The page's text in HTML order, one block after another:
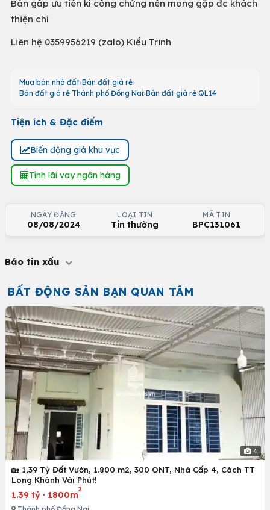
Bán gấp ưu tiên kí công chứng nên mong gặp đc khách
thiện chí
Liên hệ 0359956219 (zalo) Kiều Trinh
Mua bán nhà đất Bán đất giá rẻ
Bán đất giá rẻ Thành phố Đồng Nai Bán đất giá rẻ QL14
Tiện ích & Đặc điểm
Biến động giá khu vực
Tính lãi vay ngân hàng
NGÀY ĐĂNG
08/08/2024
LOẠI TIN
Tin thường
MÃ TIN
BPC131061
Báo tin xấu
BẤT ĐỘNG SẢN BẠN QUAN TÂM
4
🏡 1,39 Tỷ Đất Vườn, 1.800 m2, 300 ONT, Nhà Cấp 4, Cách TT
Long Khánh Vài Phút!
1.39 tỷ · 1800m
2